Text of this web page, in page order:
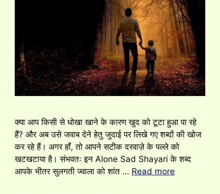
क्या आप किसी से धोखा खाने के कारण खुद को टूटा हुआ पा रहे
हैं? और अब उसे जवाब देने हेतु जुदाई पर लिखे गए शब्दों की खोज
कर रहे हैं। अगर हॉं, तो आपने सटीक दरवाज़े के पल्ले को
खटखटाया है। संभवतः इन Alone Sad Shayari के शब्द
आपके भीतर सुलगती ज्वाला को शांत … Read more